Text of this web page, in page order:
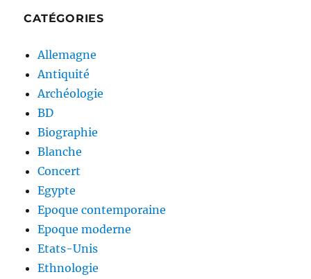
CATÉGORIES
Allemagne
Antiquité
Archéologie
BD
Biographie
Blanche
Concert
Egypte
Epoque contemporaine
Epoque moderne
Etats-Unis
Ethnologie